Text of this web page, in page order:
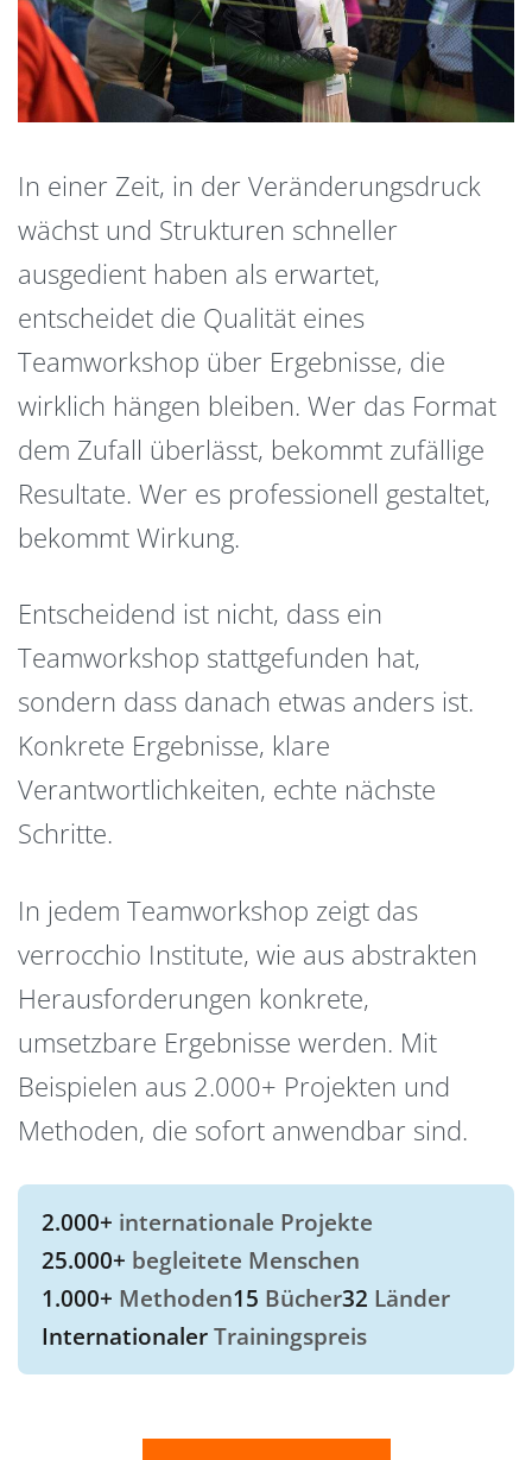
In einer Zeit, in der Veränderungsdruck
wächst und Strukturen schneller
ausgedient haben als erwartet,
entscheidet die Qualität eines
Teamworkshop über Ergebnisse, die
wirklich hängen bleiben. Wer das Format
dem Zufall überlässt, bekommt zufällige
Resultate. Wer es professionell gestaltet,
bekommt Wirkung.
Entscheidend ist nicht, dass ein
Teamworkshop stattgefunden hat,
sondern dass danach etwas anders ist.
Konkrete Ergebnisse, klare
Verantwortlichkeiten, echte nächste
Schritte.
In jedem Teamworkshop zeigt das
verrocchio Institute, wie aus abstrakten
Herausforderungen konkrete,
umsetzbare Ergebnisse werden. Mit
Beispielen aus 2.000+ Projekten und
Methoden, die sofort anwendbar sind.
2.000+ internationale Projekte
25.000+ begleitete Menschen
1.000+ Methoden15 Bücher32 Länder
InternationalerTrainingspreis